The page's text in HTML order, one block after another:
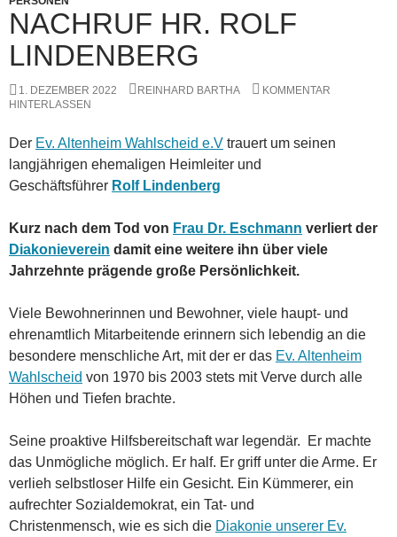
NACHRUF HR. ROLF
LINDENBERG
1. DEZEMBER 2022 REINHARD BARTHA
KOMMENTAR
HINTERLASSEN
Der Ev. Altenheim Wahlscheid e.V trauert um seinen
langjährigen ehemaligen Heimleiter und
Geschäftsführer Rolf Lindenberg
Kurz nach dem Tod von Frau Dr. Eschmann verliert der
Diakonieverein damit eine weitere ihn über viele
Jahrzehnte prägende große Persönlichkeit.
Viele Bewohnerinnen und Bewohner, viele haupt- und
ehrenamtlich Mitarbeitende erinnern sich lebendig an die
besondere menschliche Art, mit der er das Ev. Altenheim
Wahlscheid von 1970 bis 2003 stets mit Verve durch alle
Höhen und Tiefen brachte.
Seine proaktive Hilfsbereitschaft war legendär. Er machte
das Unmögliche möglich. Er half. Er griff unter die Arme. Er
verlieh selbstloser Hilfe ein Gesicht. Ein Kümmerer, ein
aufrechter Sozialdemokrat, ein Tat- und
Christenmensch, wie es sich die Diakonie unserer Ev.